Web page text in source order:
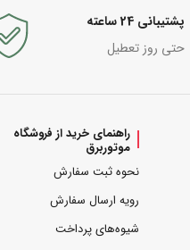
پشتیبانی 24 ساعته
حتی روز تعطیل
راهنمای خرید از فروشگاه
موتوربرق
نحوه ثبت سفارش
رویه ارسال سفارش
شیوه‌های پرداخت